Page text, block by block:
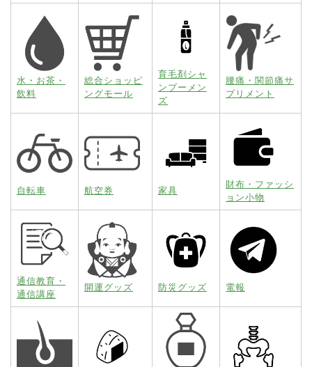
水・お茶・
飲料
総合ショッピ
ングモール
育毛剤シャ
ンプーメン
ズ
腰痛・関節痛サ
プリメント
自転車 航空券 家具
財布・ファッシ
ョン小物
通信教育・
通信講座
開運グッズ 防災グッズ 電報